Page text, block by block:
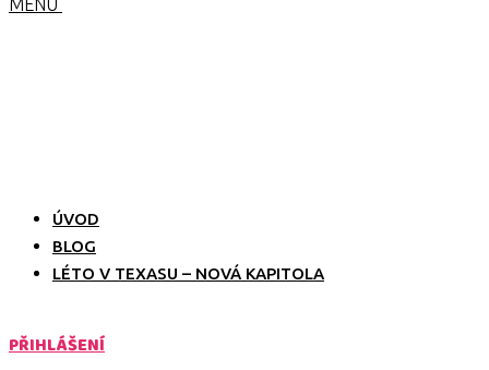
MENU
ÚVOD
BLOG
LÉTO V TEXASU – NOVÁ KAPITOLA
PŘIHLÁŠENÍ